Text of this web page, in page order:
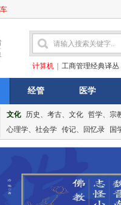
计算机 工商管理经典译丛
经管 医学
文化 历史、考古、文化 哲学、宗
心理学、社会学 传记、回忆录 国